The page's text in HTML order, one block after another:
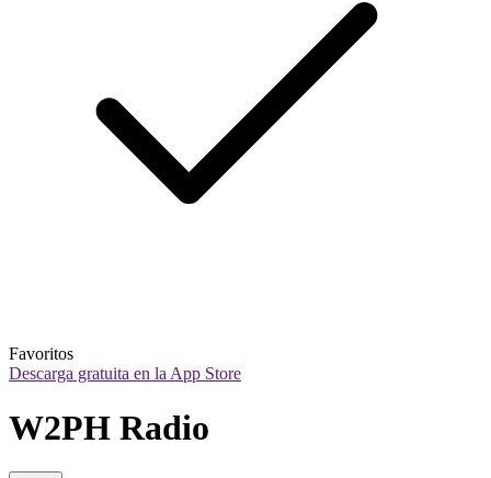
Favoritos
Descarga gratuita en la App Store
W2PH Radio